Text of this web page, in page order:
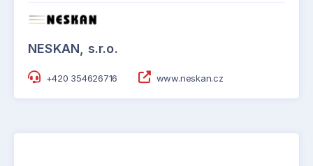
NESKAN, s.r.o.
+420 354626716 www.neskan.cz